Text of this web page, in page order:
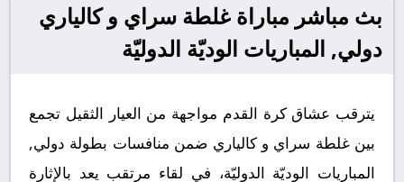
بث مباشر مباراة غلطة سراي و كالياري
دولي, المباريات الوديّة الدوليّة
يترقب عشاق كرة القدم مواجهة من العيار الثقيل تجمع
بين غلطة سراي و كالياري ضمن منافسات بطولة دولي,
المباريات الوديّة الدوليّة، في لقاء مرتقب يعد بالإثارة